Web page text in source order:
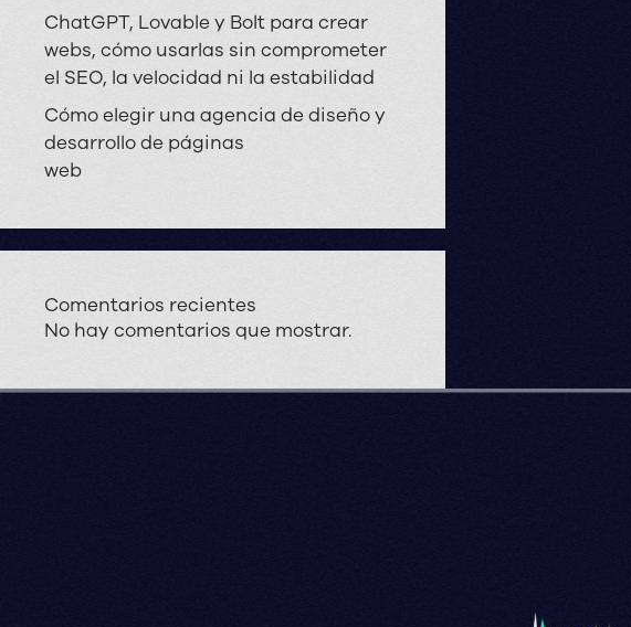
ChatGPT, Lovable y Bolt para crear
webs, cómo usarlas sin comprometer
el SEO, la velocidad ni la estabilidad
Cómo elegir una agencia de diseño y
desarrollo de páginas
web
Comentarios recientes
No hay comentarios que mostrar.